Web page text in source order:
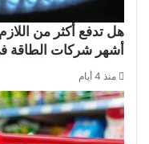
هل تدفع أكثر من
أشهر شركات الطاقة
منذ 4 أيام